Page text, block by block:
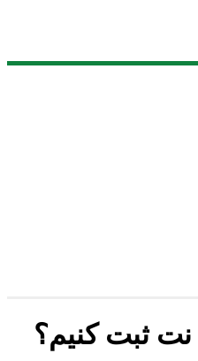
ثبت کنیم؟